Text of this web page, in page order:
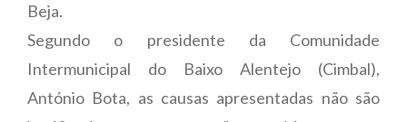
Beja.
Segundo o presidente da Comunidade
Intermunicipal do Baixo Alentejo (Cimbal),
António Bota, as causas apresentadas não são